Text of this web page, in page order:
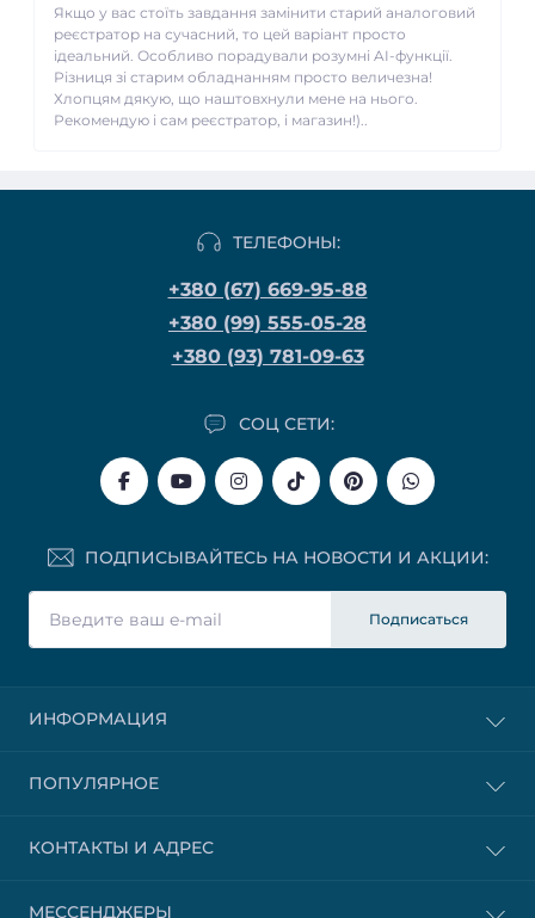
Якщо у вас стоїть завдання замінити старий аналоговий
реєстратор на сучасний, то цей варіант просто
ідеальний. Особливо порадували розумні AI-функції.
Різниця зі старим обладнанням просто величезна!
Хлопцям дякую, що наштовхнули мене на нього.
Рекомендую і сам реєстратор, і магазин!)..
ТЕЛЕФОНЫ:
+380 (67) 669-95-88
+380 (99) 555-05-28
+380 (93) 781-09-63
СОЦ СЕТИ:
ПОДПИСЫВАЙТЕСЬ НА НОВОСТИ И АКЦИИ:
Подписаться
ИНФОРМАЦИЯ
ПОПУЛЯРНОЕ
КОНТАКТЫ И АДРЕС
МЕССЕНДЖЕРЫ